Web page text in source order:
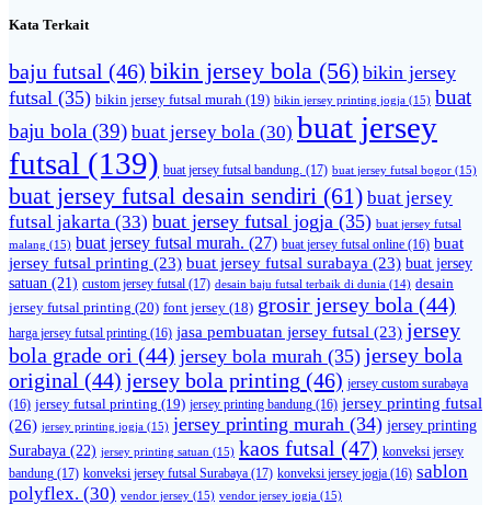
Kata Terkait
baju futsal (46) bikin jersey bola (56) bikin jersey
futsal (35) bikin jersey futsal murah (19) bikin jersey printing jogja (15) buat
baju bola (39) buat jersey bola (30) buat jersey
futsal (139) buat jersey futsal bandung. (17) buat jersey futsal bogor (15)
buat jersey futsal desain sendiri (61) buat jersey
futsal jakarta (33) buat jersey futsal jogja (35) buat jersey futsal
malang (15) buat jersey futsal murah. (27) buat jersey futsal online (16) buat
jersey futsal printing (23) buat jersey futsal surabaya (23) buat jersey
satuan (21) custom jersey futsal (17) desain baju futsal terbaik di dunia (14) desain
jersey futsal printing (20) font jersey (18) grosir jersey bola (44)
harga jersey futsal printing (16) jasa pembuatan jersey futsal (23) jersey
bola grade ori (44) jersey bola murah (35) jersey bola
original (44) jersey bola printing (46) jersey custom surabaya
(16) jersey futsal printing (19) jersey printing bandung (16) jersey printing futsal
(26) jersey printing jogja (15) jersey printing murah (34) jersey printing
Surabaya (22) jersey printing satuan (15) kaos futsal (47) konveksi jersey
bandung (17) konveksi jersey futsal Surabaya (17) konveksi jersey jogja (16) sablon
polyflex. (30) vendor jersey (15) vendor jersey jogja (15)